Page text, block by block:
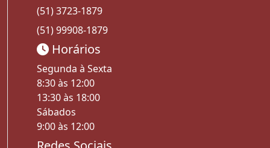
(51) 3723-1879
(51) 99908-1879
Horários
Segunda à Sexta
8:30 às 12:00
13:30 às 18:00
Sábados
9:00 às 12:00